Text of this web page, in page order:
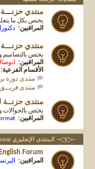
منتدي حزنـــة
يختص بكل ما
المراقبين:
منتدي
يختص بالتصاميم
المراقبين:
الأقسام الفرعية:
منتدى دورة
منتدى
منتدى حزنــة
يختص بالجوالات
المراقبين:
~¤¦¦§¦¦¤~ المنتدى الإنجليزي English Forum~¤¦¦§¦¦¤~
English Forum
المراقبين: